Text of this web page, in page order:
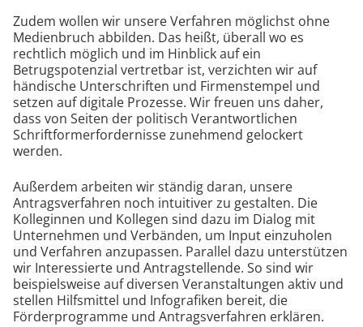
Zudem wollen wir unsere Verfahren möglichst ohne
Medienbruch abbilden. Das heißt, überall wo es
rechtlich möglich und im Hinblick auf ein
Betrugspotenzial vertretbar ist, verzichten wir auf
händische Unterschriften und Firmenstempel und
setzen auf digitale Prozesse. Wir freuen uns daher,
dass von Seiten der politisch Verantwortlichen
Schriftformerfordernisse zunehmend gelockert
werden.
Außerdem arbeiten wir ständig daran, unsere
Antragsverfahren noch intuitiver zu gestalten. Die
Kolleginnen und Kollegen sind dazu im Dialog mit
Unternehmen und Verbänden, um Input einzuholen
und Verfahren anzupassen. Parallel dazu unterstützen
wir Interessierte und Antragstellende. So sind wir
beispielsweise auf diversen Veranstaltungen aktiv und
stellen Hilfsmittel und Infografiken bereit, die
Förderprogramme und Antragsverfahren erklären.